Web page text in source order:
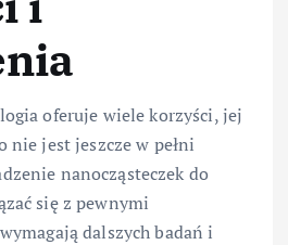
oferuje wiele korzyści, jej
nie jest jeszcze w pełni
nanocząsteczek do
się z pewnymi
dalszych badań i